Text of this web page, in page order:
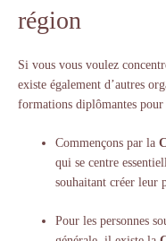
région
Si vous vous voulez
existe également d’autres
formations diplômantes pour
Commençons par la
qui se centre
souhaitant créer leur
Pour les personnes